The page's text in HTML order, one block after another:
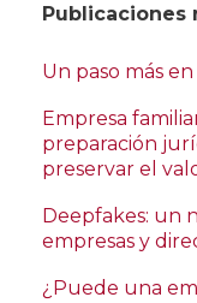
Publicaciones
Un paso más
Empresa
preparación
preservar el
Deepfakes: un
empresas y
¿Puede una